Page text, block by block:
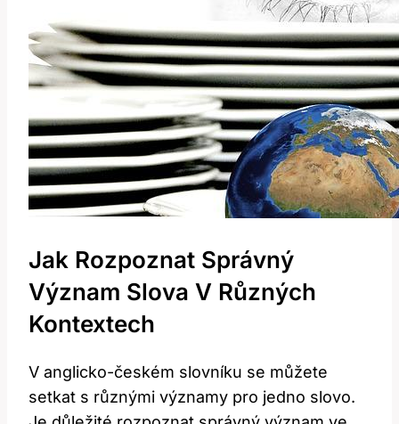
Jak Rozpoznat Správný
Význam Slova V‌ Různých
Kontextech
V anglicko-českém ​slovníku se ⁤můžete
setkat s různými⁤ významy pro‍ jedno slovo.